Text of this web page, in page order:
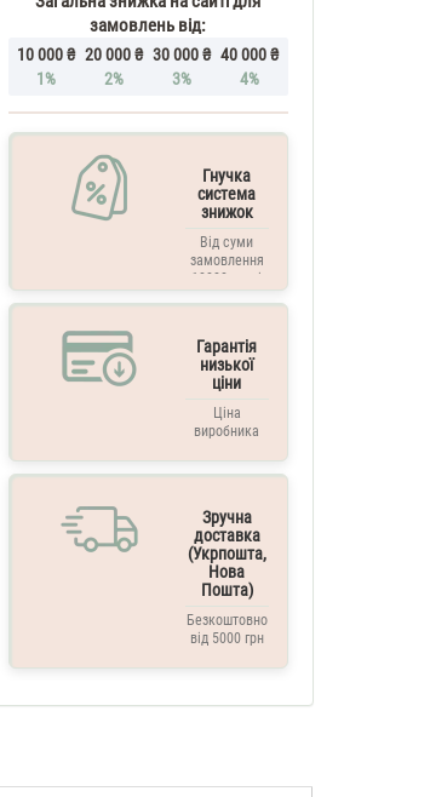
замовлень від:
10 000 ₴
1%
20 000 ₴
2%
30 000 ₴
3%
40 000 ₴
4%
Гнучка
система
знижок
Від суми
замовлення
10000 грн. і
вище
Гарантія
низької
ціни
Ціна
виробника
Зручна
доставка
(Укрпошта,
Нова
Пошта)
Безкоштовно
від 5000 грн